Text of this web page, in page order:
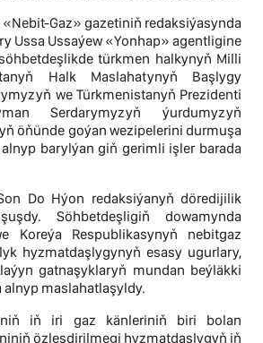
Gaz» gazetiniň redaksiýasynda
Ussa Ussaýew «Yonhap» agentligine
türkmen halkynyň Milli
Halk Maslahatynyň Başlygy
we Türkmenistanyň Prezidenti
Serdarymyzyň ýurdumyzyň
öňünde goýan wezipelerini durmuşa
barylýan giň gerimli işler barada
Do Hýon redaksiýanyň döredijilik
Söhbetdeşligiň dowamynda
Koreýa Respublikasynyň nebitgaz
hyzmatdaşlygynyň esasy ugurlary,
gatnaşyklaryň mundan beýläkki
maslahatlaşyldy.
iň iri gaz känleriniň biri bolan
özleşdirilmegi hyzmatdaşlygyň iň